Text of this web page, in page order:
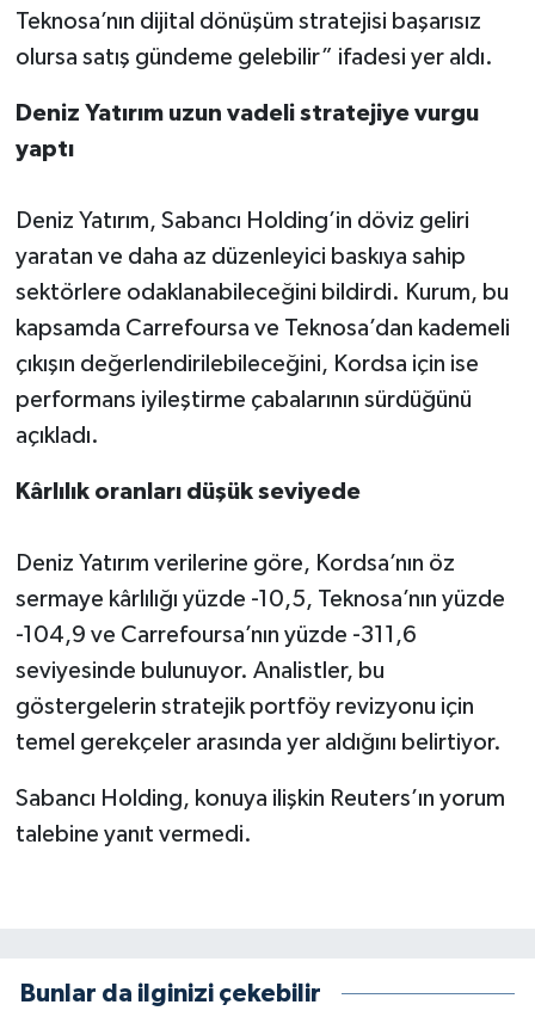
Teknosa’nın dijital dönüşüm stratejisi başarısız
olursa satış gündeme gelebilir” ifadesi yer aldı.
Deniz Yatırım uzun vadeli stratejiye vurgu
yaptı
Deniz Yatırım, Sabancı Holding’in döviz geliri
yaratan ve daha az düzenleyici baskıya sahip
sektörlere odaklanabileceğini bildirdi. Kurum, bu
kapsamda Carrefoursa ve Teknosa’dan kademeli
çıkışın değerlendirilebileceğini, Kordsa için ise
performans iyileştirme çabalarının sürdüğünü
açıkladı.
Kârlılık oranları düşük seviyede
Deniz Yatırım verilerine göre, Kordsa’nın öz
sermaye kârlılığı yüzde -10,5, Teknosa’nın yüzde
-104,9 ve Carrefoursa’nın yüzde -311,6
seviyesinde bulunuyor. Analistler, bu
göstergelerin stratejik portföy revizyonu için
temel gerekçeler arasında yer aldığını belirtiyor.
Sabancı Holding, konuya ilişkin Reuters’ın yorum
talebine yanıt vermedi.
Bunlar da ilginizi çekebilir